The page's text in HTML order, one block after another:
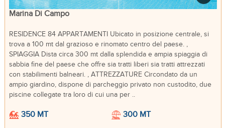
Marina Di Campo
RESIDENCE 84 APPARTAMENTI Ubicato in posizione centrale, si
trova a 100 mt dal grazioso e rinomato centro del paese. ,
SPIAGGIA Dista circa 300 mt dalla splendida e ampia spiaggia di
sabbia fine del paese che offre sia tratti liberi sia tratti attrezzati
con stabilimenti balneari. , ATTREZZATURE Circondato da un
ampio giardino, dispone di parcheggio privato non custodito, due
piscine collegate tra loro di cui una per ..
350 MT
300 MT